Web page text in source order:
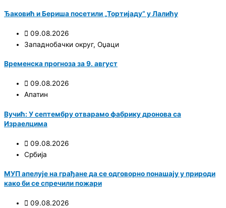
Ђаковић и Бериша посетили „Тортијаду“ у Лалићу
09.08.2026
Западнобачки округ, Оџаци
Временска прогноза за 9. август
09.08.2026
Апатин
Вучић: У септембру отварамо фабрику дронова са
Израелцима
09.08.2026
Србија
МУП апелује на грађане да се одговорно понашају у природи
како би се спречили пожари
09.08.2026